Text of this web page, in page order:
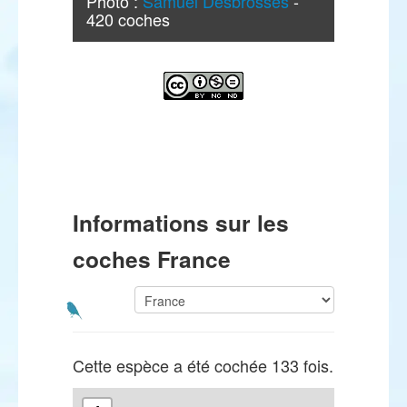
420 coches
Informations sur les
coches France
Cette espèce a été cochée 133 fois.